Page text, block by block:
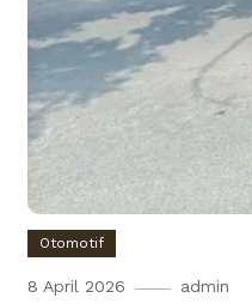
Otomotif
8 April 2026 admin